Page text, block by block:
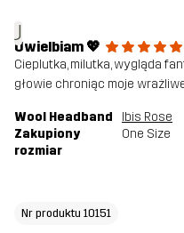
J
Uwielbiam 💖
Cieplutka, milutka, wygląda
głowie chroniąc moje
Wool Headband
Ibis Rose
Zakupiony
rozmiar
One Size
Nr produktu 10151